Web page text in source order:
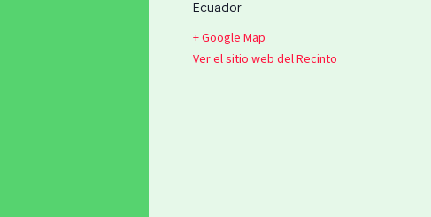
Ecuador
+ Google Map
Ver el sitio web del Recinto